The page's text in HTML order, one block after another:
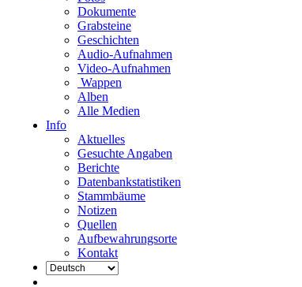
Dokumente
Grabsteine
Geschichten
Audio-Aufnahmen
Video-Aufnahmen
Wappen
Alben
Alle Medien
Info
Aktuelles
Gesuchte Angaben
Berichte
Datenbankstatistiken
Stammbäume
Notizen
Quellen
Aufbewahrungsorte
Kontakt